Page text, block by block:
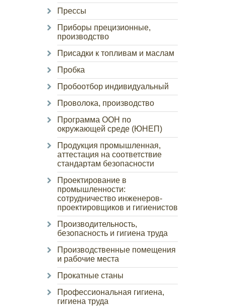
Прессы
Приборы прецизионные,
производство
Присадки к топливам и маслам
Пробка
Пробоотбор индивидуальный
Проволока, производство
Программа ООН по
окружающей среде (ЮНЕП)
Продукция промышленная,
аттестация на соответствие
стандартам безопасности
Проектирование в
промышленности:
сотрудничество инженеров-
проектировщиков и гигиенистов
Производительность,
безопасность и гигиена труда
Производственные помещения
и рабочие места
Прокатные станы
Профессиональная гигиена,
гигиена труда